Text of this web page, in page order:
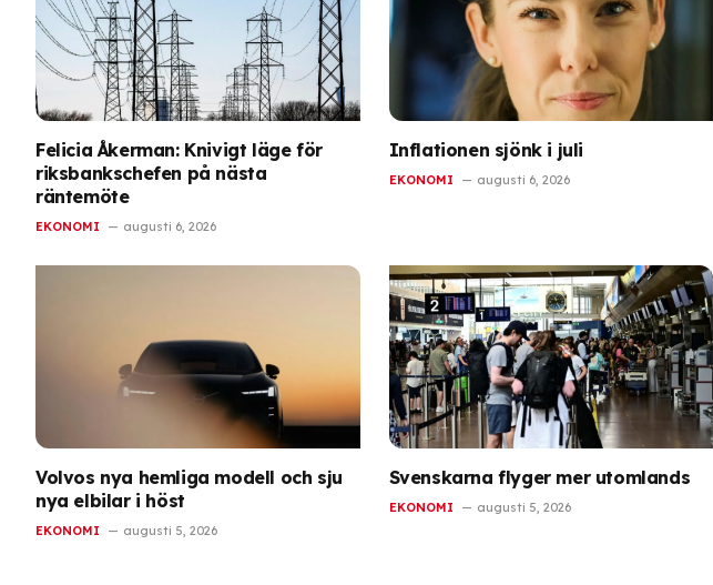
Felicia Åkerman: Knivigt läge för
riksbankschefen på nästa
räntemöte
EKONOMI augusti 6, 2026
Inflationen sjönk i juli
EKONOMI augusti 6, 2026
Volvos nya hemliga modell och sju
nya elbilar i höst
EKONOMI augusti 5, 2026
Svenskarna flyger mer utomlands
EKONOMI augusti 5, 2026